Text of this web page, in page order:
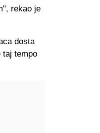
rekao je
dosta
taj tempo